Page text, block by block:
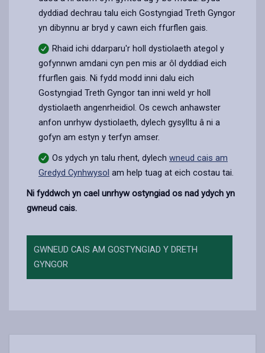
dyddiad dechrau talu eich Gostyngiad Treth Gyngor
yn dibynnu ar bryd y cawn eich ffurflen gais.
Rhaid ichi ddarparu'r holl dystiolaeth ategol y
gofynnwn amdani cyn pen mis ar ôl dyddiad eich
ffurflen gais. Ni fydd modd inni dalu eich
Gostyngiad Treth Gyngor tan inni weld yr holl
dystiolaeth angenrheidiol. Os cewch anhawster
anfon unrhyw dystiolaeth, dylech gysylltu â ni a
gofyn am estyn y terfyn amser.
Os ydych yn talu rhent, dylech wneud cais am
Gredyd Cynhwysol am help tuag at eich costau tai.
Ni fyddwch yn cael unrhyw ostyngiad os nad ydych yn
gwneud cais.
GWNEUD CAIS AM GOSTYNGIAD Y DRETH
GYNGOR